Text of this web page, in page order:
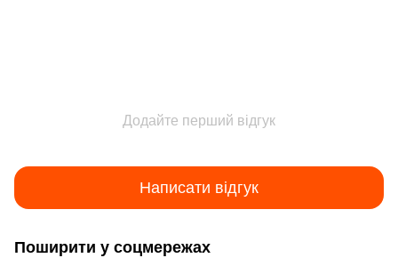
Додайте перший відгук
Написати відгук
Поширити у соцмережах